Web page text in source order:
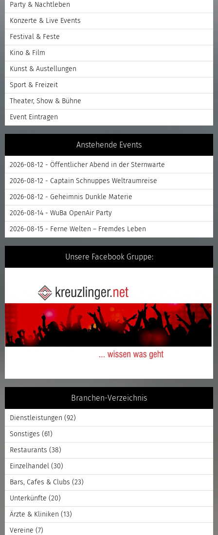
Party & Nachtleben
Konzerte & Live Events
Festival & Feste
Kino & Film
Kunst & Austellungen
Sport & Freizeit
Theater, Show & Bühne
Event Eintragen
Anstehende Events
2026-08-12 - Öffentlicher Abend in der Sternwarte
2026-08-12 - Captain Schnuppes Weltraumreise
2026-08-12 - Geheimnis Dunkle Materie
2026-08-14 - WuBa OpenAir Party
2026-08-15 - Ferne Welten – Fremdes Leben
Unsere Facebook Gruppe:
Branchen-Verzeichnis
Dienstleistungen (92)
Sonstiges (61)
Restaurants (38)
Einzelhandel (30)
Bars, Cafes & Clubs (23)
Unterkünfte (20)
Ärzte & Kliniken (13)
Vereine (7)